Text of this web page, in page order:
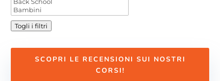
Togli i filtri
SCOPRI LE RECENSIONI SUI NOSTRI
CORSI!